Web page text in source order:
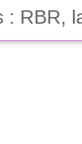
: RBR,